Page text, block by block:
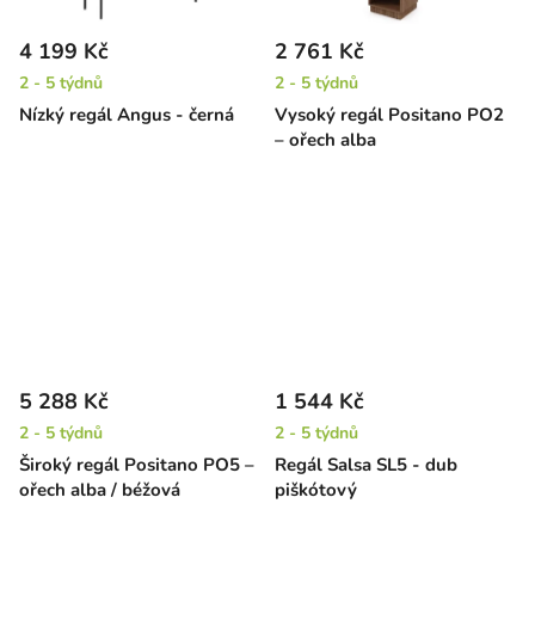
Nízký regál Angus - černá
4 199 Kč
2 - 5 týdnů
Vysoký regál Positano PO2
– ořech alba
2 761 Kč
2 - 5 týdnů
Široký regál Positano PO5 –
ořech alba / béžová
5 288 Kč
2 - 5 týdnů
Regál Salsa SL5 - dub
piškótový
1 544 Kč
2 - 5 týdnů